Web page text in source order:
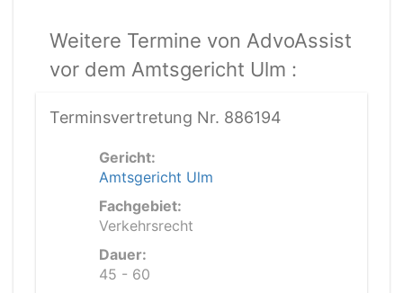
Weitere Termine von AdvoAssist
vor dem Amtsgericht Ulm :
Terminsvertretung Nr. 886194
Gericht:
Amtsgericht Ulm
Fachgebiet:
Verkehrsrecht
Dauer:
45 - 60